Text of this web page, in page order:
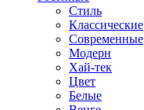
Стиль
Классические
Современные
Модерн
Хай-тек
Цвет
Белые